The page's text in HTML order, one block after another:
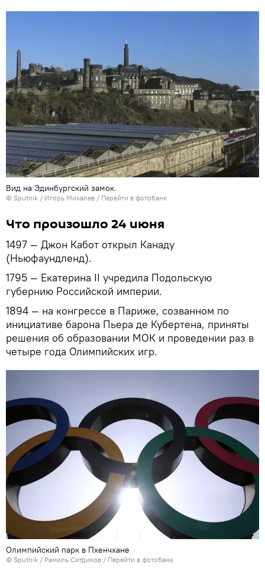
Вид на Эдинбургский замок.
© Sputnik / Игорь Михалев / Перейти в фотобанк
Что произошло 24 июня
1497 — Джон Кабот открыл Канаду
(Ньюфаундленд).
1795 — Екатерина II учредила Подольскую
губернию Российской империи.
1894 — на конгрессе в Париже, созванном по
инициативе барона Пьера де Кубертена, приняты
решения об образовании МОК и проведении раз в
четыре года Олимпийских игр.
Олимпийский парк в Пхенчхане
© Sputnik / Рамиль Ситдиков / Перейти в фотобанк